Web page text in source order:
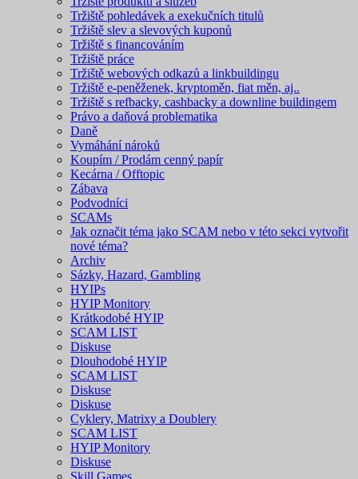
Tržiště pohledávek a exekučních titulů
Tržiště slev a slevových kuponů
Tržiště s financováním
Tržiště práce
Tržiště webových odkazů a linkbuildingu
Tržiště e-peněženek, kryptoměn, fiat měn, aj..
Tržiště s refbacky, cashbacky a downline buildingem
Právo a daňová problematika
Daně
Vymáhání nároků
Koupím / Prodám cenný papír
Kecárna / Offtopic
Zábava
Podvodníci
SCAMs
Jak označit téma jako SCAM nebo v této sekci vytvořit
nové téma?
Archiv
Sázky, Hazard, Gambling
HYIPs
HYIP Monitory
Krátkodobé HYIP
SCAM LIST
Diskuse
Dlouhodobé HYIP
SCAM LIST
Diskuse
Diskuse
Cyklery, Matrixy a Doublery
SCAM LIST
HYIP Monitory
Diskuse
Skill Games